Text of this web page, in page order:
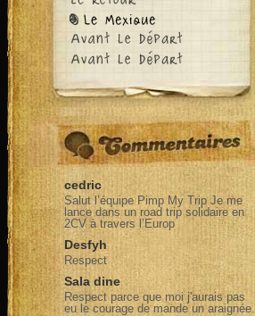
cedric
Salut l’équipe Pimp My Trip Je me
lance dans un road trip solidaire en
2CV à travers l’Europ
Desfyh
Respect
Sala dine
Respect parce que moi j'aurais pas
eu le courage de mande un araignée.